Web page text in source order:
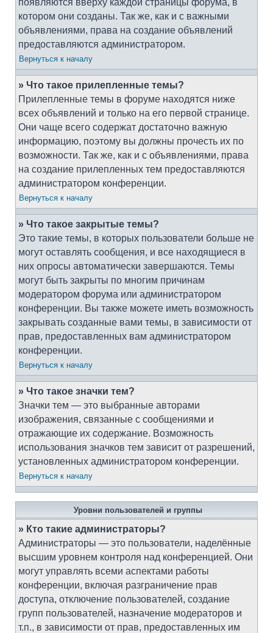
появляются вверху каждой страницы форума, в
котором они созданы. Так же, как и с важными
объявлениями, права на создание объявлений
предоставляются администратором.
Вернуться к началу
» Что такое прилепленные темы?
Прилепленные темы в форуме находятся ниже
всех объявлений и только на его первой странице.
Они чаще всего содержат достаточно важную
информацию, поэтому вы должны прочесть их по
возможности. Так же, как и с объявлениями, права
на создание прилепленных тем предоставляются
администратором конференции.
Вернуться к началу
» Что такое закрытые темы?
Это такие темы, в которых пользователи больше не
могут оставлять сообщения, и все находящиеся в
них опросы автоматически завершаются. Темы
могут быть закрыты по многим причинам
модератором форума или администратором
конференции. Вы также можете иметь возможность
закрывать созданные вами темы, в зависимости от
прав, предоставленных вам администратором
конференции.
Вернуться к началу
» Что такое значки тем?
Значки тем — это выбранные авторами
изображения, связанные с сообщениями и
отражающие их содержание. Возможность
использования значков тем зависит от разрешений,
установленных администратором конференции.
Вернуться к началу
Уровни пользователей и группы
» Кто такие администраторы?
Администраторы — это пользователи, наделённые
высшим уровнем контроля над конференцией. Они
могут управлять всеми аспектами работы
конференции, включая разграничение прав
доступа, отключение пользователей, создание
групп пользователей, назначение модераторов и
т.п., в зависимости от прав, предоставленных им